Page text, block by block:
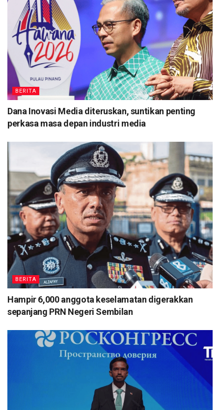
BERITA
Dana Inovasi Media diteruskan, suntikan penting
perkasa masa depan industri media
BERITA
Hampir 6,000 anggota keselamatan digerakkan
sepanjang PRN Negeri Sembilan